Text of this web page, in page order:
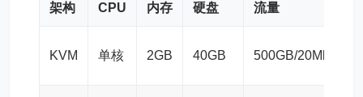
架构 CPU 内存 硬盘 流量
KVM 单核 2GB 40GB 500GB/20Mbps